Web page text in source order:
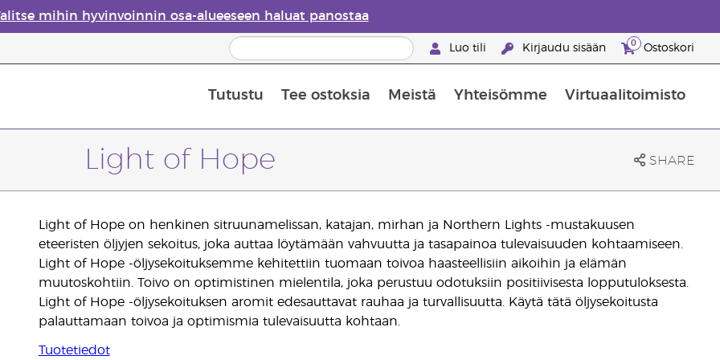
mihin hyvinvoinnin osa-alueeseen haluat panostaa
Luo tili Kirjaudu sisään 0 Ostoskori
Tutustu Tee ostoksia Meistä Yhteisömme Virtuaalitoimisto
Light of Hope SHARE
Light of Hope on henkinen sitruunamelissan, katajan, mirhan ja Northern Lights -mustakuusen
eteeristen öljyjen sekoitus, joka auttaa löytämään vahvuutta ja tasapainoa tulevaisuuden kohtaamiseen.
Light of Hope -öljysekoituksemme kehitettiin tuomaan toivoa haasteellisiin aikoihin ja elämän
muutoskohtiin. Toivo on optimistinen mielentila, joka perustuu odotuksiin positiivisesta lopputuloksesta.
Light of Hope -öljysekoituksen aromit edesauttavat rauhaa ja turvallisuutta. Käytä tätä öljysekoitusta
palauttamaan toivoa ja optimismia tulevaisuutta kohtaan.
Tuotetiedot